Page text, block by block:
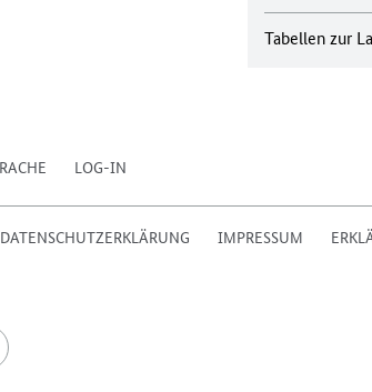
Tabellen zur
LOG-IN
DATENSCHUTZERKLÄRUNG IMPRESSUM